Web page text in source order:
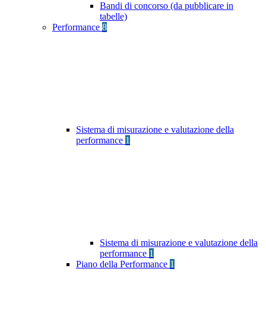
Bandi di concorso (da pubblicare in
tabelle)
Performance 8
Sistema di misurazione e valutazione della
performance 1
Sistema di misurazione e valutazione della
performance 1
Piano della Performance 1